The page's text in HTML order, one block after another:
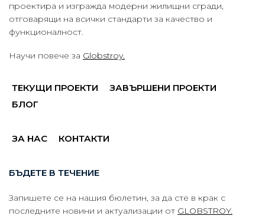
проектира и изгражда модерни жилищни сгради,
отговарящи на всички стандарти за качество и
функционалност.
Научи повече за Globstroy.
ТЕКУЩИ ПРОЕКТИ
ЗАВЪРШЕНИ ПРОЕКТИ
БЛОГ
ЗА НАС КОНТАКТИ
БЪДЕТЕ В ТЕЧЕНИЕ
Запишете се на нашия бюлетин, за да сте в крак с
последните новини и актуализации от GLOBSTROY.